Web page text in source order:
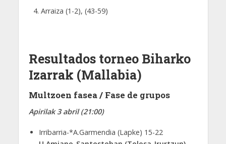
Arraiza (1-2), (43-59)
Resultados torneo Biharko
Izarrak (Mallabia)
Multzoen fasea / Fase de grupos
Apirilak 3 abril (21:00)
Irribarria-*A.Garmendia (Lapke) 15-22